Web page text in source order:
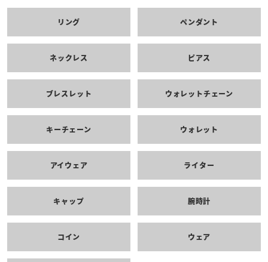
リング ペンダント
ネックレス ピアス
ブレスレット ウォレットチェーン
キーチェーン ウォレット
アイウェア ライター
キャップ 腕時計
コイン ウェア